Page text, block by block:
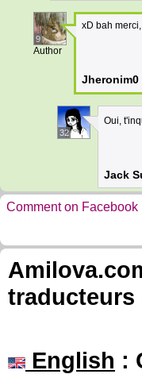
9
Author
xD bah
Jheronim0
32
Oui,
Jack
Comment on Facebook
traducteurs
English :